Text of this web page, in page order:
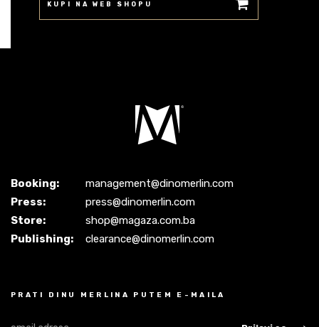
KUPI NA WEB SHOPU
Booking:
management@dinomerlin.com
Press:
press@dinomerlin.com
Store:
shop@magaza.com.ba
Publishing:
clearance@dinomerlin.com
PRATI DINU MERLINA PUTEM E-MAILA